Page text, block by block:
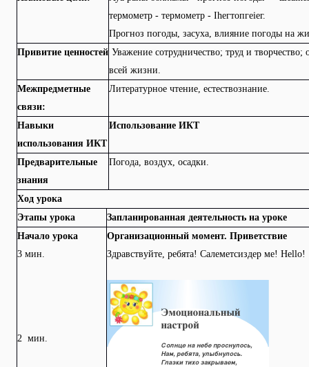
термометр - термометр - Іһегтопгеіег.
Прогноз погоды, засуха, влияние погоды на
Привитие ценностей Уважение сотрудничество; труд и творчество;
всей жизни.
Межпредметные
связи:
Литературное чтение, естествознание.
Навыки
использования ИКТ
Использование ИКТ
Предварительные
знания
Погода, воздух, осадки.
Ход урока
Этапы урока
Запланированная деятельность на уроке
Начало урока
3 мин.
2 мин.
Организационный момент. Приветствие
Здравствуйте, ребята! Салеметсиздер ме! Hello!